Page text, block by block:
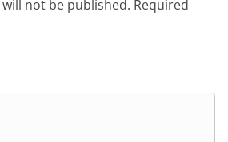
not be published. Required